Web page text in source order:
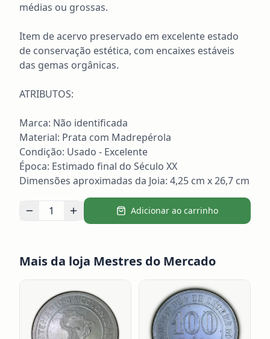
médias ou grossas.
Item de acervo preservado em excelente estado
de conservação estética, com encaixes estáveis
das gemas orgânicas.
ATRIBUTOS:
Marca: Não identificada
Material: Prata com Madrepérola
Condição: Usado - Excelente
Época: Estimado final do Século XX
Dimensões aproximadas da Joia: 4,25 cm x 26,7 cm
1 Adicionar ao carrinho
Mais da loja Mestres do Mercado